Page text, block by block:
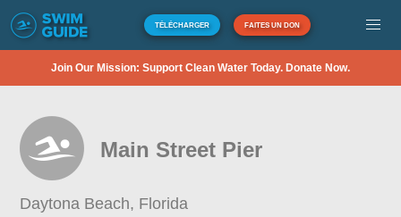
TÉLÉCHARGER FAITES UN DON
Join Our Mission: Support Clean Water Today. Donate Now.
Main Street Pier
Daytona Beach, Florida